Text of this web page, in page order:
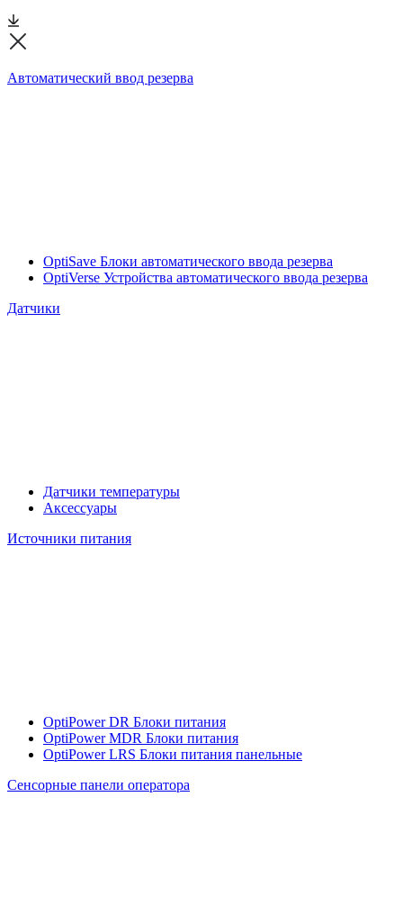
Автоматический ввод резерва
OptiSave Блоки автоматического ввода резерва
OptiVerse Устройства автоматического ввода резерва
Датчики
Датчики температуры
Аксессуары
Источники питания
OptiPower DR Блоки питания
OptiPower MDR Блоки питания
OptiPower LRS Блоки питания панельные
Сенсорные панели оператора